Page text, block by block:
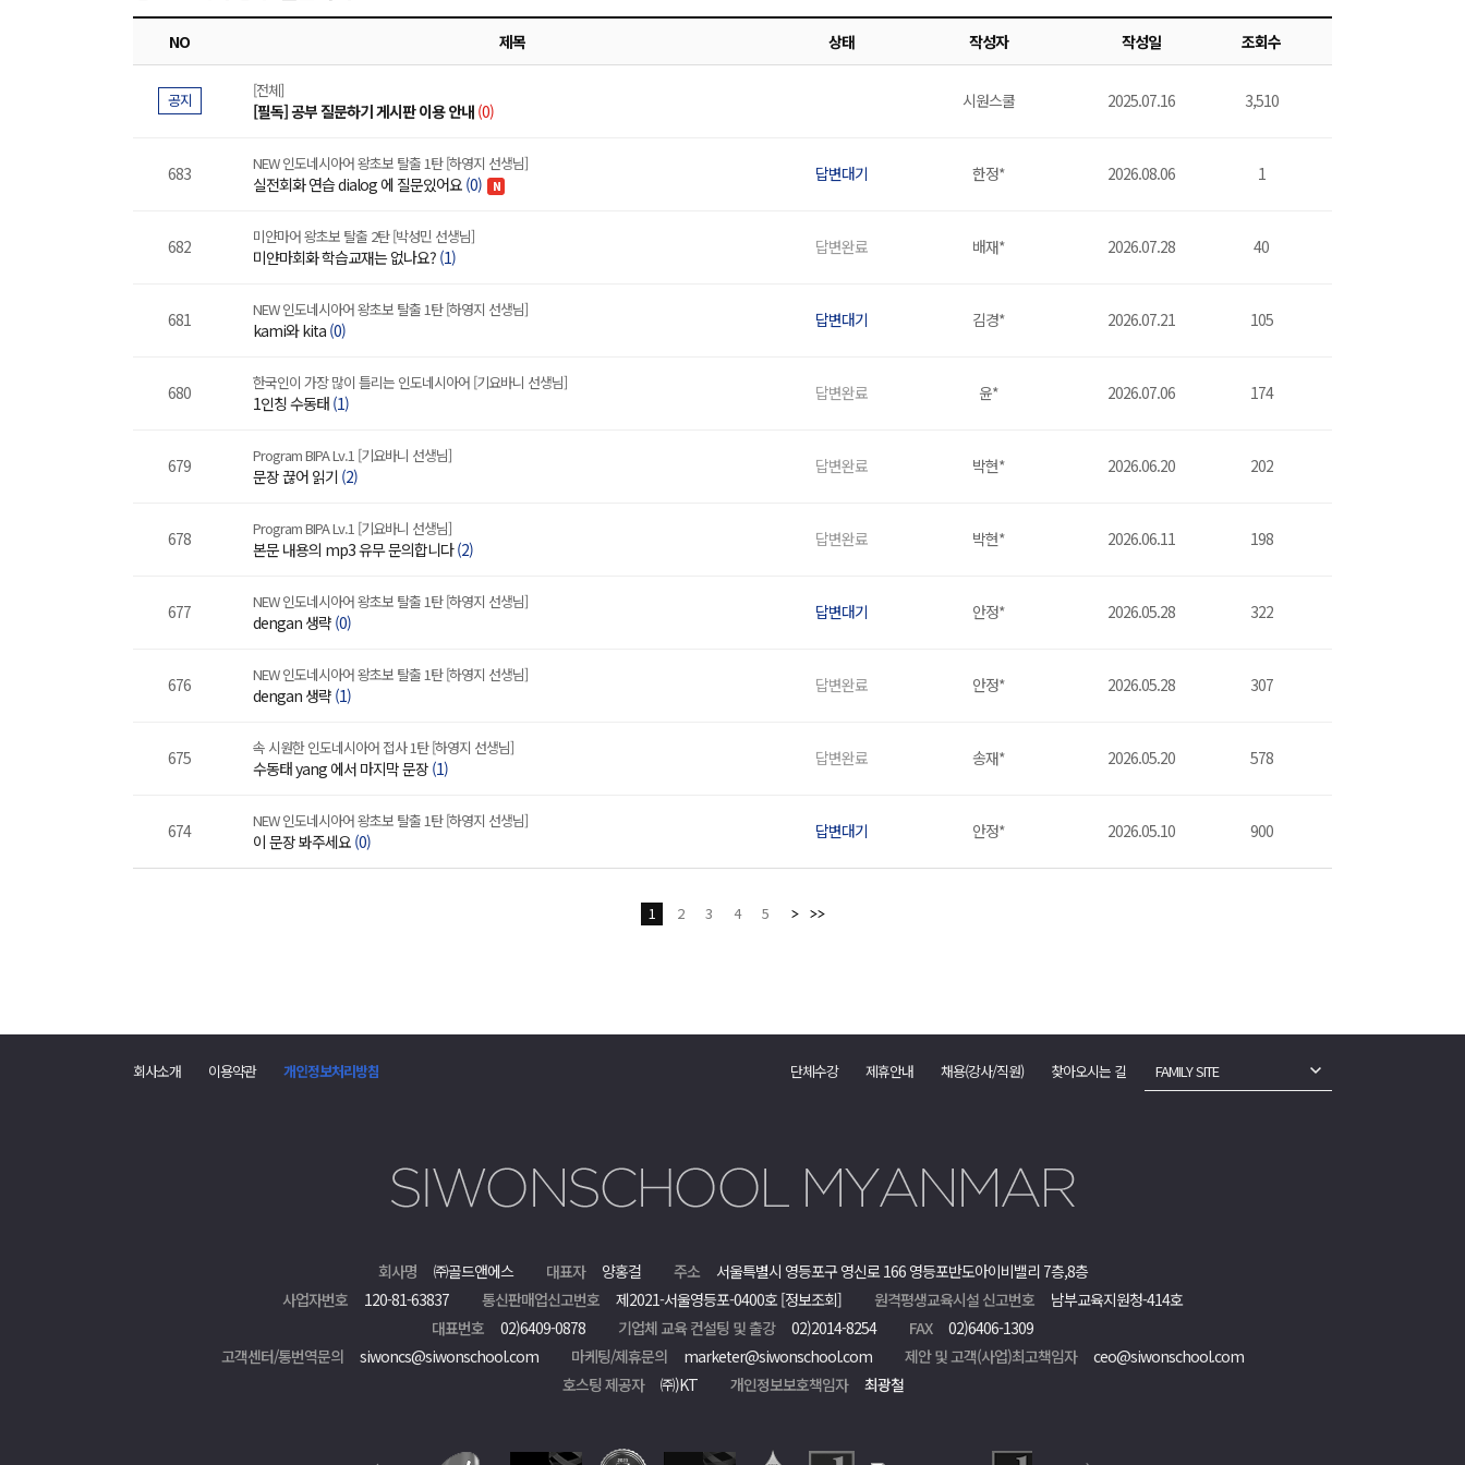
NO 제목 상태 작성자 작성일 조회수
공지 [전체]
[필독] 공부 질문하기 게시판 이용 안내 (0) 시원스쿨 2025.07.16 3,510
683 NEW 인도네시아어 왕초보 탈출 1탄 [하영지 선생님]
실전회화 연습 dialog 에 질문있어요 (0) N
답변대기 한정* 2026.08.06 1
682 미얀마어 왕초보 탈출 2탄 [박성민 선생님]
미얀마회화 학습교재는 없나요? (1) 답변완료 배재* 2026.07.28 40
681 NEW 인도네시아어 왕초보 탈출 1탄 [하영지 선생님]
kami와 kita (0) 답변대기 김경* 2026.07.21 105
680 한국인이 가장 많이 틀리는 인도네시아어 [기요바니 선생님]
1인칭 수동태 (1) 답변완료 윤* 2026.07.06 174
679 Program BIPA Lv.1 [기요바니 선생님]
문장 끊어 읽기 (2) 답변완료 박현* 2026.06.20 202
678 Program BIPA Lv.1 [기요바니 선생님]
본문 내용의 mp3 유무 문의합니다(2) 답변완료 박현* 2026.06.11 198
677 NEW 인도네시아어 왕초보 탈출 1탄 [하영지 선생님]
dengan 생략 (0) 답변대기 안정* 2026.05.28 322
676 NEW 인도네시아어 왕초보 탈출 1탄 [하영지 선생님]
dengan 생략 (1) 답변완료 안정* 2026.05.28 307
675 속 시원한 인도네시아어 접사 1탄 [하영지 선생님]
수동태 yang 에서 마지막 문장 (1) 답변완료 송재* 2026.05.20 578
674 NEW 인도네시아어 왕초보 탈출 1탄 [하영지 선생님]
이 문장 봐주세요 (0) 답변대기 안정* 2026.05.10 900
1 2 3 4 5
회사소개 이용약관 개인정보처리방침 단체수강 제휴안내 채용(강사/직원) 찾아오시는 길 FAMILY SITE
회사명 ㈜골드앤에스 대표자 양홍걸 주소
서울특별시 영등포구 영신로 166 영등포반도아이비밸리 7층,8층
사업자번호
120-81-63837 통신판매업신고번호 제2021-서울영등포-0400호 [정보조회] 원격평생교육시설 신고번호
남부교육지원청-414호
대표번호
02)6409-0878 기업체 교육 컨설팅 및 출강 02)2014-8254 FAX
02)6406-1309
고객센터/통번역문의
siwoncs@siwonschool.com 마케팅/제휴문의 marketer@siwonschool.com 제안 및 고객(사업)최고책임자
ceo@siwonschool.com
호스팅 제공자
㈜)KT 개인정보보호책임자 최광철